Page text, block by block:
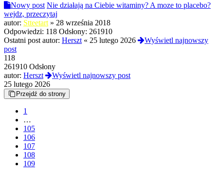
Nowy post Nie działają na Ciebie witaminy? A moze to placebo?
wejdz, przeczytaj
autor: Stteetart » 28 września 2018
Odpowiedzi: 118 Odsłony: 261910
Ostatni post autor: Herszt « 25 lutego 2026
Wyświetl najnowszy
post
118
261910 Odsłony
autor: Herszt
Wyświetl najnowszy post
25 lutego 2026
Przejdź do strony
1
…
105
106
107
108
109